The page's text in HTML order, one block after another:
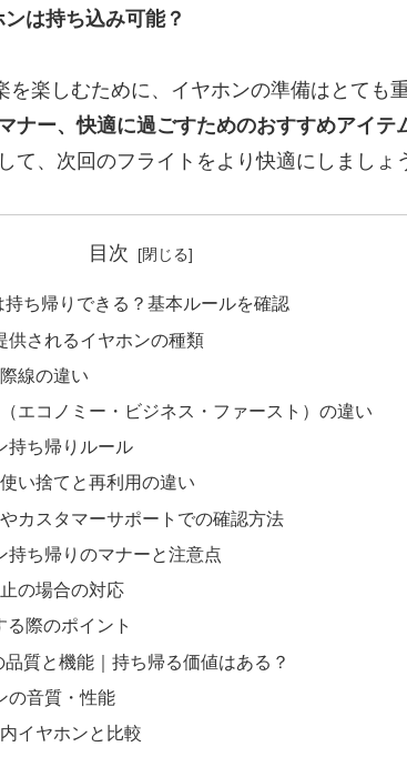
は持ち込み可能？
楽しむために、イヤホンの準備はとても
ナー、快適に過ごすためのおすすめアイテ
て、次回のフライトをより快適にしましょ
目次
ち帰りできる？基本ルールを確認
供されるイヤホンの種類
線の違い
エコノミー・ビジネス・ファースト）の違い
持ち帰りルール
い捨てと再利用の違い
カスタマーサポートでの確認方法
持ち帰りのマナーと注意点
の場合の対応
る際のポイント
質と機能｜持ち帰る価値はある？
の音質・性能
イヤホンと比較